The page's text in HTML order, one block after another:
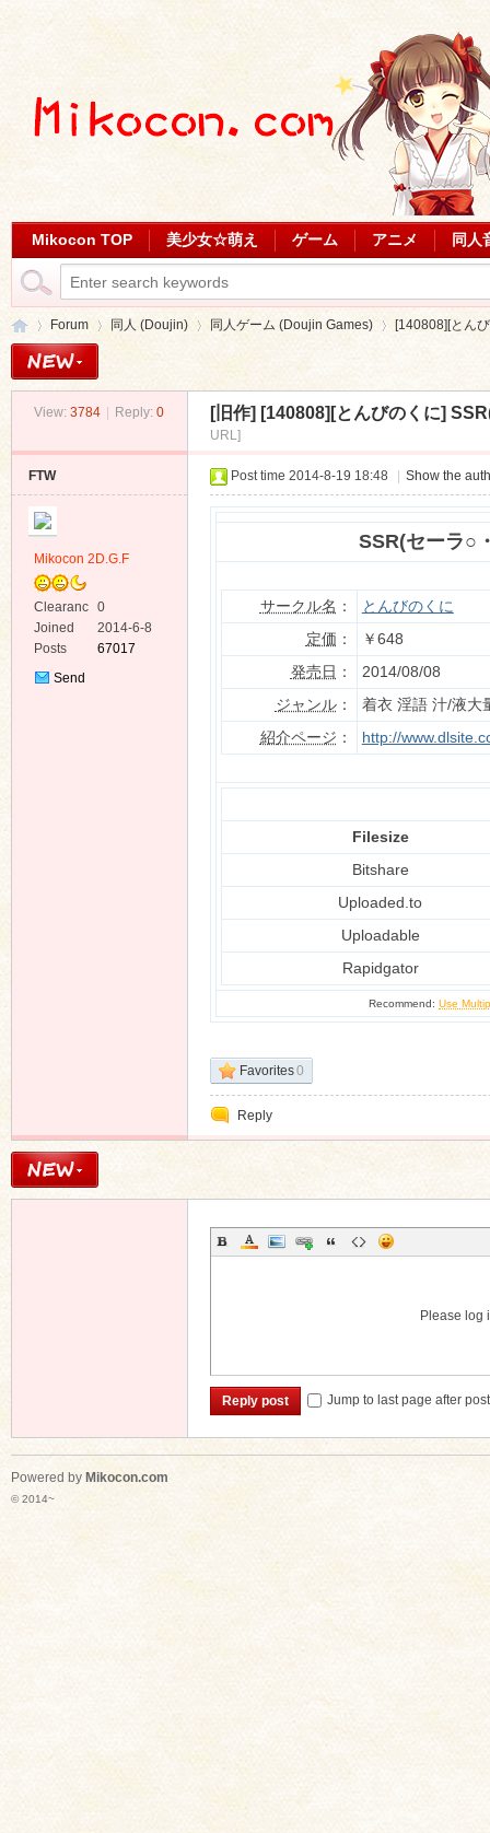
Mikocon TOP 美少女☆萌え ゲーム アニメ 同人
Forum
›
同人 (Doujin) 同人ゲーム (Doujin Games)
›
[140808][とん
View: 3784 Reply: 0 [旧作] [140808][とんびのくに]
URL]
FTW
Mikocon 2D.G.F
Clearanc
e
0
Joined
2014-6-8
Posts
67017
Send
Post time 2014-8-19 18:48 Show the
SSR(セーラ○
サークル名 ：
とんびのくに
定価 ：
￥648
発売日 ：
2014/08/08
ジャンル：
着衣 淫語 汁/液大
紹介ページ ： http://
Filesize
Bitshare
Uploaded.to
Uploadable
Rapidgator
Recommend:Use
Favorites0
Reply
Please log
Reply post Jump to last page after
Powered by Mikocon.com
© 2014~